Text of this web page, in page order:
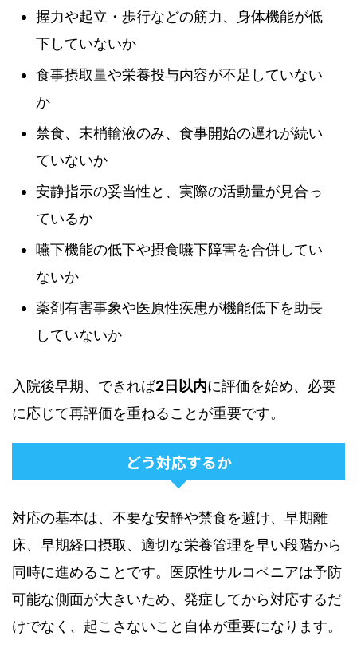
握力や起立・歩行などの筋力、身体機能が低
下していないか
食事摂取量や栄養投与内容が不足していない
か
禁食、末梢輸液のみ、食事開始の遅れが続い
ていないか
安静指示の妥当性と、実際の活動量が見合っ
ているか
嚥下機能の低下や摂食嚥下障害を合併してい
ないか
薬剤有害事象や医原性疾患が機能低下を助長
していないか
入院後早期、できれば2日以内に評価を始め、必要
に応じて再評価を重ねることが重要です。
どう対応するか
対応の基本は、不要な安静や禁食を避け、早期離
床、早期経口摂取、適切な栄養管理を早い段階から
同時に進めることです。医原性サルコペニアは予防
可能な側面が大きいため、発症してから対応するだ
けでなく、起こさないこと自体が重要になります。